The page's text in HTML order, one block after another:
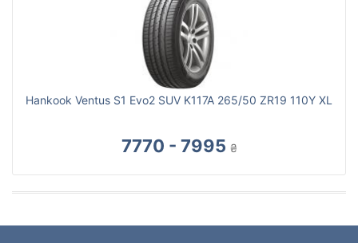
Hankook Ventus S1 Evo2 SUV K117A 265/50 ZR19 110Y XL
7770 - 7995 ₴